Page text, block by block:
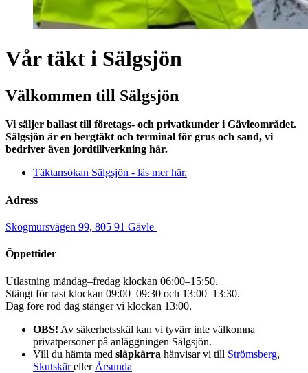
Vår täkt i Sälgsjön
Välkommen till Sälgsjön
Vi säljer ballast till företags- och privatkunder i Gävleområdet.
Sälgsjön är en bergtäkt och terminal för grus och sand, vi
bedriver även jordtillverkning här.
Täktansökan Sälgsjön - läs mer här.
Adress
Skogmursvägen 99, 805 91 Gävle
Öppettider
Utlastning måndag–fredag klockan 06:00–15:50.
Stängt för rast klockan 09:00–09:30 och 13:00–13:30.
Dag före röd dag stänger vi klockan 13:00.
OBS! Av säkerhetsskäl kan vi tyvärr inte välkomna
privatpersoner på anläggningen Sälgsjön.
Vill du hämta med släpkärra hänvisar vi till Strömsberg,
Skutskäreller Årsunda